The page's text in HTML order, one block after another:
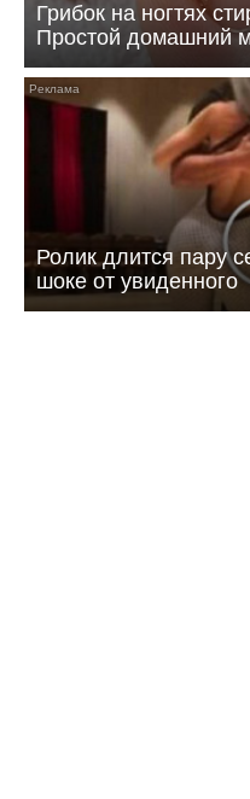
Грибок на ногтях
Простой домашний
Ролик длится пару
шоке от увиденного